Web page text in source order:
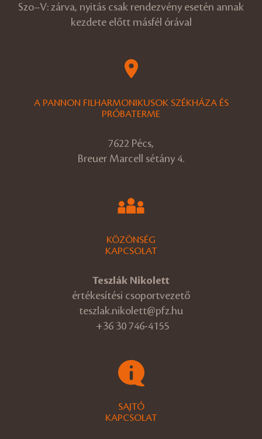
Szo–V: zárva, nyitás csak rendezvény esetén annak
kezdete előtt másfél órával
A PANNON FILHARMONIKUSOK SZÉKHÁZA ÉS
PRÓBATERME
7622 Pécs,
Breuer Marcell sétány 4.
KÖZÖNSÉG
KAPCSOLAT
Teszlák Nikolett
értékesítési csoportvezető
teszlak.nikolett@pfz.hu
+36 30 746-4155
SAJTÓ
KAPCSOLAT